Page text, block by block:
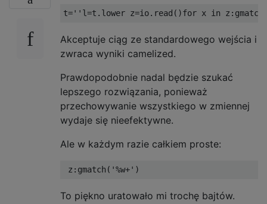
Akceptuje ciąg ze standardowego wejścia i
zwraca wyniki camelized.
Prawdopodobnie nadal będzie szukać
lepszego rozwiązania, ponieważ
przechowywanie wszystkiego w zmiennej
wydaje się nieefektywne.
Ale w każdym razie całkiem proste:
To piękno uratowało mi trochę bajtów.